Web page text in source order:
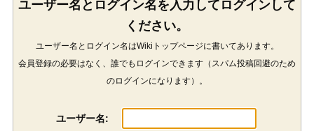
ユーザー名とログイン名を入力してログインして
ください。
ユーザー名とログイン名はWikiトップページに書いてあります。
会員登録の必要はなく、誰でもログインできます（スパム投稿回避のため
のログインになります）。
ユーザー名: